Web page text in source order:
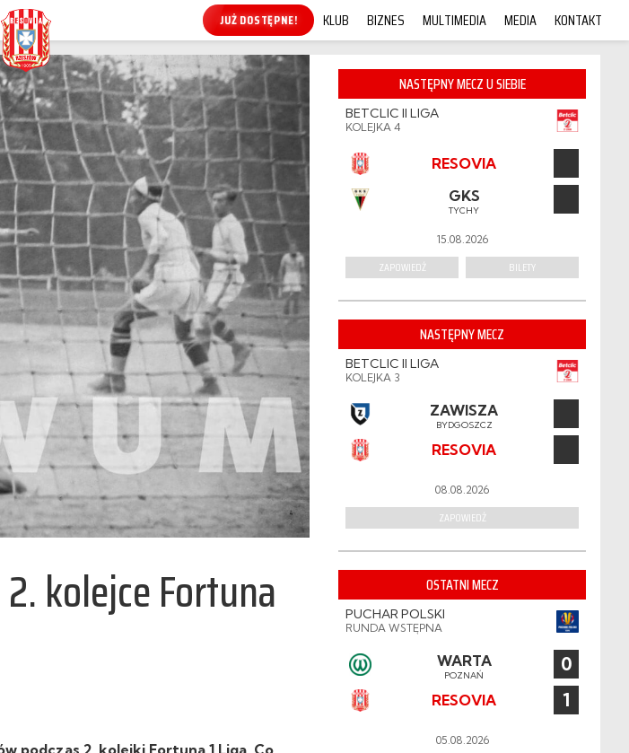
KUP ONLINE! KLUB BIZNES MULTIMEDIA MEDIA KONTAKT
kolejce Fortuna
podczas 2. kolejki Fortuna 1 Liga. Co
NASTĘPNY MECZ U SIEBIE
BETCLIC II LIGA
KOLEJKA 4
RESOVIA
GKS
TYCHY
15.08.2026
ZAPOWIEDŹ BILETY
NASTĘPNY MECZ
BETCLIC II LIGA
KOLEJKA 3
ZAWISZA
BYDGOSZCZ
RESOVIA
08.08.2026
ZAPOWIEDŹ
OSTATNI MECZ
PUCHAR POLSKI
RUNDA WSTĘPNA
WARTA
POZNAŃ 0
RESOVIA 1
05.08.2026